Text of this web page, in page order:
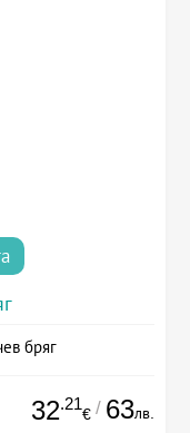
бряг
32.21
€ / 63лв.